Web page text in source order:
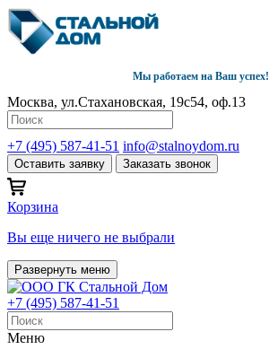
Мы работаем на Ваш успех!
Москва, ул.Стахановская, 19с54, оф.13
+7 (495) 587-41-51 info@stalnoydom.ru
Оставить заявку Заказать звонок
Корзина
Вы еще ничего не выбрали
Развернуть меню
+7 (495) 587-41-51
Меню